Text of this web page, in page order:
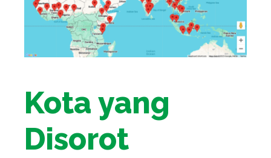
Kota yang
Disorot